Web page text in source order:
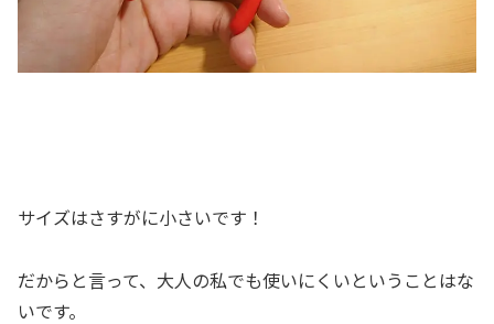
サイズはさすがに小さいです！
だからと言って、大人の私でも使いにくいということはな
いです。